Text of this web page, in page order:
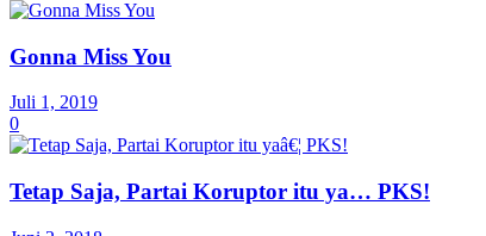
Gonna Miss You
Juli 1, 2019
0
Tetap Saja, Partai Koruptor itu ya… PKS!